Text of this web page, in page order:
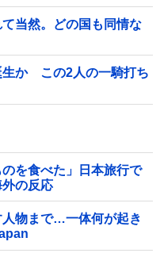
当然。どの国も同情な
生か この2人の一騎打ち
を食べた」日本旅行で
の反応
人物まで…一体何が起き